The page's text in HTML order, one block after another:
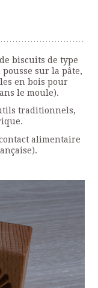
biscuits de type
pousse sur la pâte,
en bois pour
le moule).
traditionnels,
alimentaire